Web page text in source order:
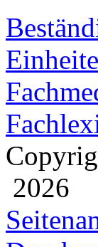
2026